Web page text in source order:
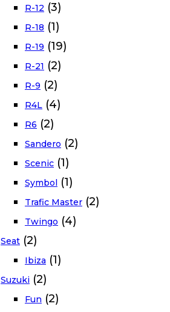
R-12 (3)
R-18 (1)
R-19 (19)
R-21 (2)
R-9 (2)
R4L (4)
R6 (2)
Sandero (2)
Scenic (1)
Symbol (1)
Trafic Master (2)
Twingo (4)
Seat (2)
Ibiza (1)
Suzuki (2)
Fun (2)